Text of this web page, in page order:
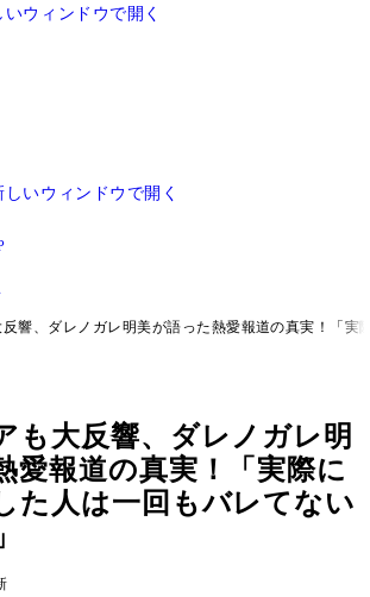
いウィンドウで開く
しいウィンドウで開く
響、ダレノガレ明美が語った熱愛報道の真実！「
も大反響、ダレノガレ明
愛報道の真実！「実際に
た人は一回もバレてない